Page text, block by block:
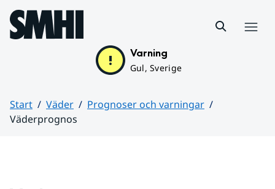
Hoppa till sidans innehåll
Varning
Gul, Sverige
Start Väder
Prognoser och varningar
Väderprognos